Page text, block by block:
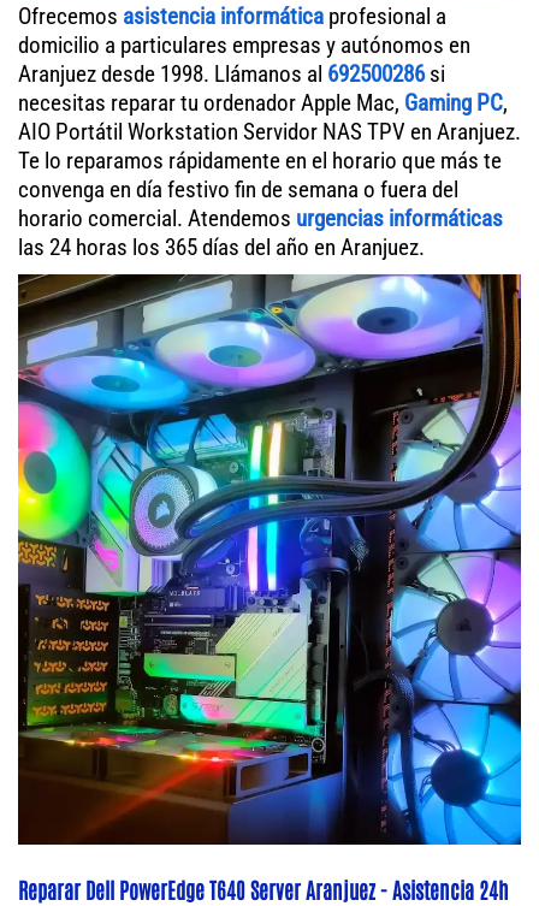
Ofrecemos asistencia informática profesional a
domicilio a particulares empresas y autónomos en
Aranjuez desde 1998. Llámanos al 692500286si
necesitas reparar tu ordenador Apple Mac, Gaming PC,
AIO Portátil Workstation Servidor NAS TPV en Aranjuez.
Te lo reparamos rápidamente en el horario que más te
convenga en día festivo fin de semana o fuera del
horario comercial. Atendemos urgencias informáticas
las 24 horas los 365 días del año en Aranjuez.
Reparar Dell PowerEdge T640 Server Aranjuez - Asistencia 24h